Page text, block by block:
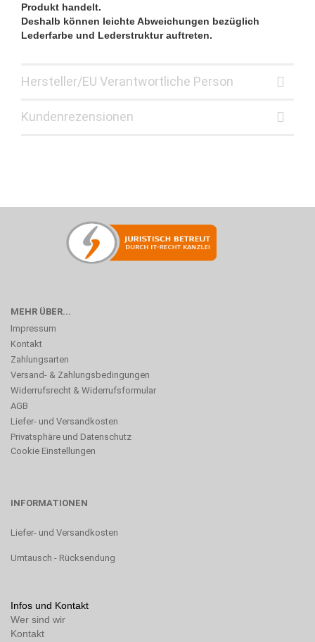
Produkt handelt.
Deshalb können leichte Abweichungen bezüglich
Lederfarbe und Lederstruktur auftreten.
Hersteller/EU Verantwortliche Person
Kundenrezensionen
MEHR ÜBER...
Impressum
Kontakt
Zahlungsarten
Versand- & Zahlungsbedingungen
Widerrufsrecht & Widerrufsformular
AGB
Liefer- und Versandkosten
Privatsphäre und Datenschutz
Cookie Einstellungen
INFORMATIONEN
Liefer- und Versandkosten
Umtausch - Rücksendung
Infos und Kontakt
Wer sind wir
Kontakt